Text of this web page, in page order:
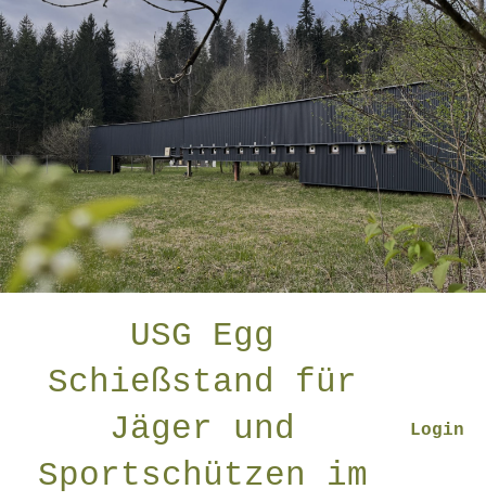
USG Egg
Schießstand für
Jäger und
Sportschützen im
Login